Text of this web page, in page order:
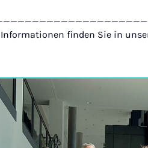
finden Sie in